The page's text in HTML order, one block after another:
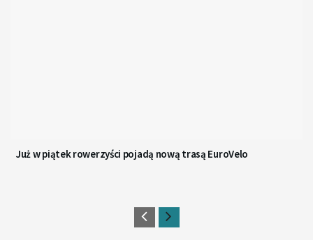
Już w piątek rowerzyści pojadą nową trasą EuroVelo